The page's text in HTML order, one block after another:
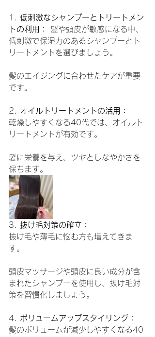
1. 低刺激なシャンプーとトリートメン
トの利用：
髪や頭皮が敏感になる中、
低刺激で保湿力のあるシャンプーとト
リートメントを選びましょう。
髪のエイジングに合わせたケアが重要
です。
2. オイルトリートメントの活用：
乾燥しやすくなる40代では、オイルト
リートメントが有効です。
髪に栄養を与え、ツヤとしなやかさを
保ちます。
3. 抜け毛対策の確立：
抜け毛や薄毛に悩む方も増えてきま
す。
頭皮マッサージや頭皮に良い成分が含
まれたシャンプーを使用し、抜け毛対
策を習慣化しましょう。
4. ボリュームアップスタイリング：
髪のボリュームが減少しやすくなる40